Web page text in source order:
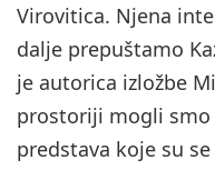
Virovitica. Njena
dalje prepuštamo
je autorica izložbe
prostoriji mogli
predstava koje su